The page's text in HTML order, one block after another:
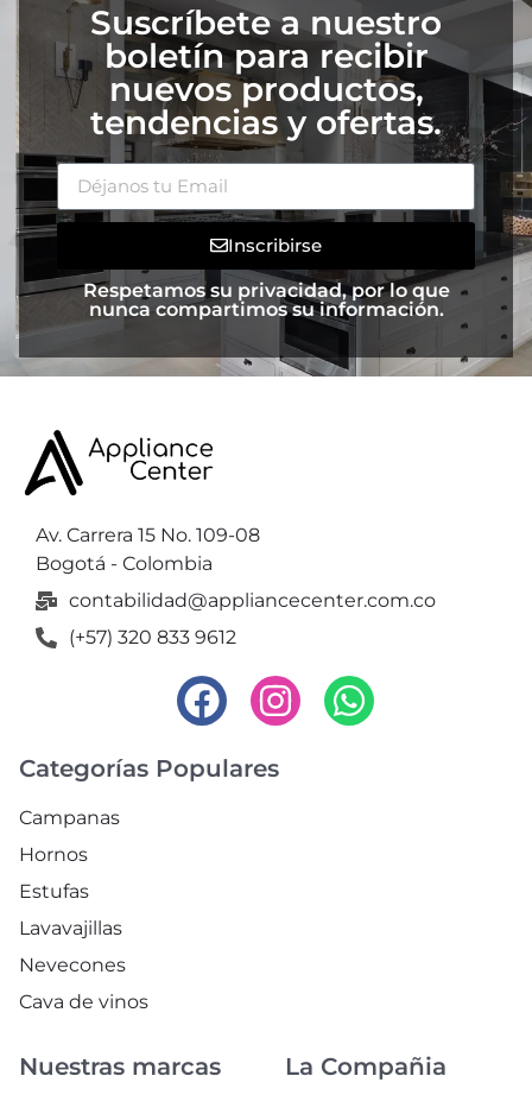
Suscríbete a nuestro
boletín para recibir
nuevos productos,
tendencias y ofertas.
Inscribirse
Respetamos su privacidad, por lo que
nunca compartimos su información.
Av. Carrera 15 No. 109-08
Bogotá - Colombia
contabilidad@appliancecenter.com.co
(+57) 320 833 9612
Categorías Populares
Campanas
Hornos
Estufas
Lavavajillas
Nevecones
Cava de vinos
Nuestras marcas La Compañia